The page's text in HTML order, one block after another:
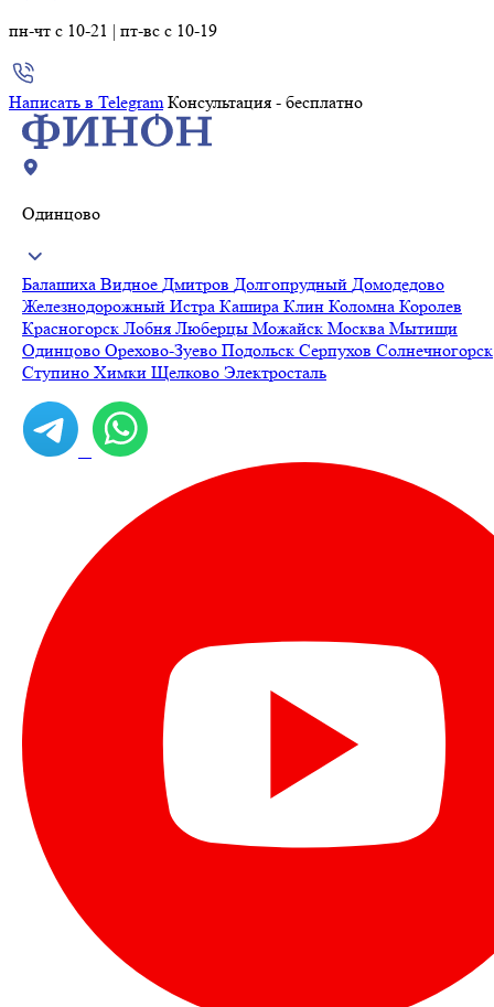
пн-чт с 10-21 | пт-вс с 10-19
Написать в Telegram Консультация - бесплатно
Одинцово
Балашиха Видное Дмитров Долгопрудный Домодедово
Железнодорожный Истра Кашира Клин Коломна Королев
Красногорск Лобня Люберцы Можайск Москва Мытищи
Одинцово Орехово-Зуево Подольск Серпухов Солнечногорск
Ступино Химки Щелково Электросталь